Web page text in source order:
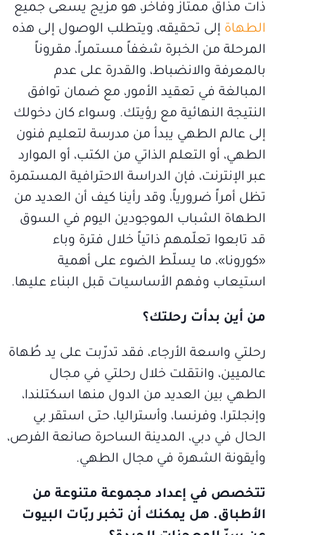
ذات مذاق ممتاز وفاخر، هو مزيج يسعى جميع
الطهاة إلى تحقيقه، ويتطلب الوصول إلى هذه
المرحلة من الخبرة شغفاً مستمراً، مقروناً
بالمعرفة والانضباط، والقدرة على عدم
المبالغة في تعقيد الأمور، مع ضمان توافق
النتيجة النهائية مع رؤيتك. وسواء كان دخولك
إلى عالم الطهي يبدأ من مدرسة لتعليم فنون
الطهي، أو التعلم الذاتي من الكتب، أو الموارد
عبر الإنترنت، فإن الدراسة الاحترافية المستمرة
تظل أمراً ضرورياً، وقد رأينا كيف أن العديد من
الطهاة الشباب الموجودين اليوم في السوق
قد تابعوا تعلّمهم ذاتياً خلال فترة وباء
«كورونا»، ما يسلّط الضوء على أهمية
استيعاب وفهم الأساسيات قبل البناء عليها.
من أين بدأت رحلتك؟
رحلتي واسعة الأرجاء، فقد تدرّبت على يد طُهاة
عالميين، وانتقلت خلال رحلتي في مجال
الطهي بين العديد من الدول منها اسكتلندا،
وإنجلترا، وفرنسا، وأستراليا، حتى استقر بي
الحال في دبي، المدينة الساحرة صانعة الفرص،
وأيقونة الشهرة في مجال الطهي.
تتخصص في إعداد مجموعة متنوعة من
الأطباق. هل يمكنك أن تخبر ربّات البيوت